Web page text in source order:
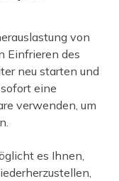
von
Einfrieren des
neu starten und
eine
verwenden, um
es Ihnen,